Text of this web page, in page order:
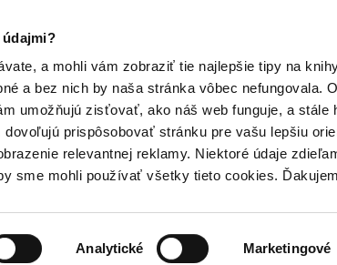
a mohli vám zobraziť tie najlepšie tipy na
a bez nich by naša stránka vôbec nefungovala.
umožňujú zisťovať, ako náš web funguje, a stále
prispôsobovať stránku pre vašu lepšiu
relevantnej reklamy. Niektoré údaje
sme mohli používať všetky tieto cookies.
Analytické Marketingové